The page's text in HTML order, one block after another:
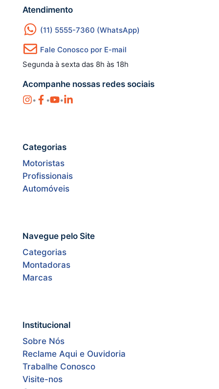
Atendimento
(11) 5555-7360 (WhatsApp)
Fale Conosco por E-mail
Segunda à sexta das 8h às 18h
Acompanhe nossas redes sociais
• • •
Categorias
Motoristas
Profissionais
Automóveis
Navegue pelo Site
Categorias
Montadoras
Marcas
Institucional
Sobre Nós
Reclame Aqui e Ouvidoria
Trabalhe Conosco
Visite-nos